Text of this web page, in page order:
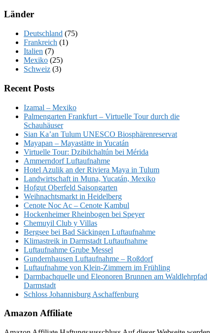
Länder
Deutschland (75)
Frankreich (1)
Italien (7)
Mexiko (25)
Schweiz (3)
Recent Posts
Izamal – Mexiko
Palmengarten Frankfurt – Virtuelle Tour durch die
Schauhäuser
Sian Ka’an Tulum UNESCO Biosphärenreservat
Mayapan – Mayastätte in Yucatán
Virtuelle Tour: Dzibilchaltún bei Mérida
Ammerndorf Luftaufnahme
Hotel Azulik an der Riviera Maya in Tulum
Landwirtschaft in Muna, Yucatán, Mexiko
Hofgut Oberfeld Saisongarten
Weihnachtsmarkt in Heidelberg
Cenote Noc Ac – Cenote Kambul
Hockenheimer Rheinbogen bei Speyer
Chemuyil Club y Villas
Bergsee bei Bad Säckingen Luftaufnahme
Klimastreik in Darmstadt Luftaufnahme
Luftaufnahme Grube Messel
Gundernhausen Luftaufnahme – Roßdorf
Luftaufnahme von Klein-Zimmern im Frühling
Darmbachquelle und Eleonoren Brunnen am Waldlehrpfad
Darmstadt
Schloss Johannisburg Aschaffenburg
Amazon Affiliate